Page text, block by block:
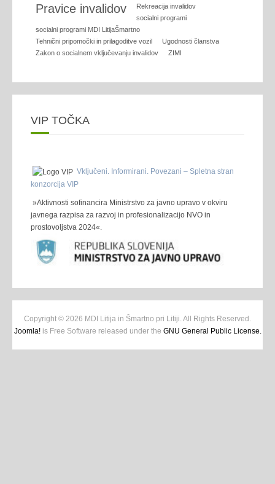
Pravice invalidov
Rekreacija invalidov
socialni programi
socialni programi MDI LitijaŠmartno
Tehnični pripomočki in prilagoditve vozil
Ugodnosti članstva
Zakon o socialnem vključevanju invalidov
ZIMI
VIP TOČKA
Vključeni. Informirani. Povezani – Spletna stran
konzorcija VIP
»Aktivnosti sofinancira Ministrstvo za javno upravo v okviru
javnega razpisa za razvoj in profesionalizacijo NVO in
prostovoljstva 2024«.
Copyright © 2026 MDI Litija in Šmartno pri Litiji. All Rights Reserved.
Joomla!is Free Software released under the GNU General Public License.